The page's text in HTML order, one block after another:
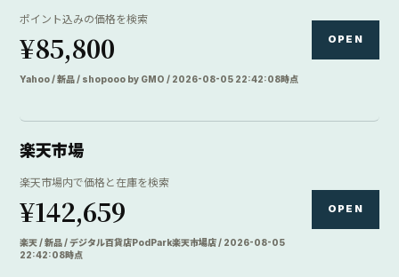
ポイント込みの価格を検索
¥85,800
Yahoo / 新品 / shopooo by GMO / 2026-08-05 22:42:08時点
OPEN
楽天市場
楽天市場内で価格と在庫を検索
¥142,659
楽天 / 新品 / デジタル百貨店PodPark楽天市場店 / 2026-08-05
22:42:08時点
OPEN